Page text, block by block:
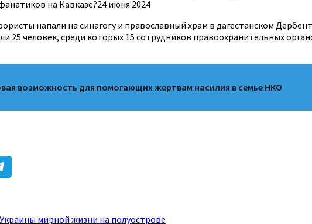
на Кавказе?24 июня 2024
напали на синагогу и православный храм в дагестанском
25 человек, среди которых 15 сотрудников правоохранительных
возможность для помогающих жертвам насилия в семье НКО
мирной жизни на полуострове